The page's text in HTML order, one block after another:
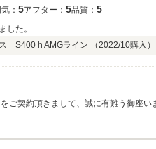
： 5アフター： 5品質： 5
した。
S400 h AMGライン （2022/10購入）
ご契約頂きまして、誠に有難う御座